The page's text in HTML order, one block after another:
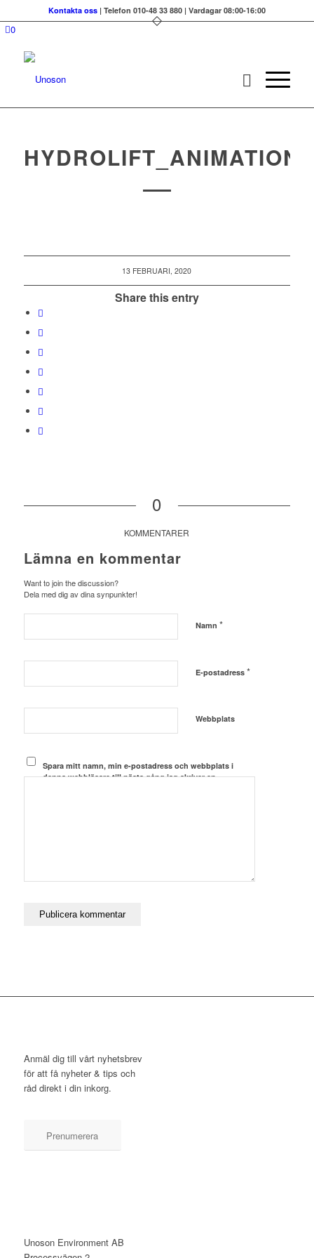
Kontakta oss| Telefon 010-48 33 880 | Vardagar 08:00-16:00
0
13 FEBRUARI, 2020
Share this entry
0
KOMMENTARER
Lämna en kommentar
Want to join the discussion?
Dela med dig av dina synpunkter!
Namn *
E-postadress *
Webbplats
Spara mitt namn, min e-postadress och webbplats i
denna webbläsare till nästa gång jag skriver en
Anmäl dig till vårt nyhetsbrev
för att få nyheter & tips och
råd direkt i din inkorg.
Prenumerera
Unoson Environment AB